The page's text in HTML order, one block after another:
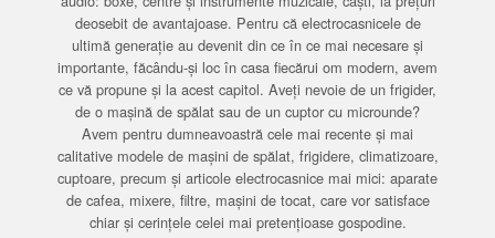
deosebit de avantajoase. Pentru că electrocasnicele de
ultimă generație au devenit din ce în ce mai necesare și
importante, făcându-și loc în casa fiecărui om modern, avem
ce vă propune și la acest capitol. Aveți nevoie de un frigider,
de o mașină de spălat sau de un cuptor cu microunde?
Avem pentru dumneavoastră cele mai recente și mai
calitative modele de mașini de spălat, frigidere, climatizoare,
cuptoare, precum și articole electrocasnice mai mici: aparate
de cafea, mixere, filtre, mașini de tocat, care vor satisface
chiar și cerințele celei mai pretențioase gospodine.